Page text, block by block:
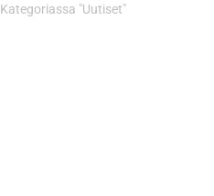
Kategoriassa "Uutiset"